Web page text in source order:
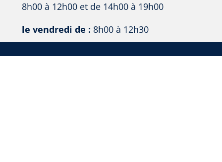
8h00 à 12h00 et de 14h00 à 19h00
le vendredi de : 8h00 à 12h30